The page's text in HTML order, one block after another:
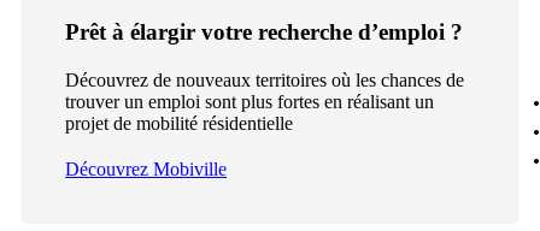
Prêt à élargir votre recherche d’emploi ?
Découvrez de nouveaux territoires où les chances de
trouver un emploi sont plus fortes en réalisant un
projet de mobilité résidentielle
Découvrez Mobiville